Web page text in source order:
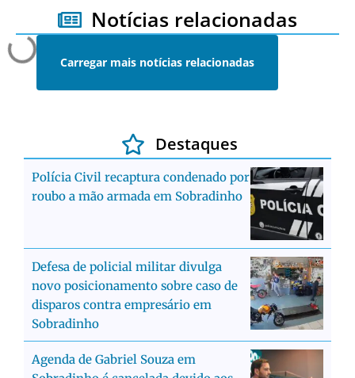
Notícias relacionadas
Carregar mais notícias relacionadas
Destaques
Polícia Civil recaptura condenado por
roubo a mão armada em Sobradinho
Defesa de policial militar divulga
novo posicionamento sobre caso de
disparos contra empresário em
Sobradinho
Agenda de Gabriel Souza em